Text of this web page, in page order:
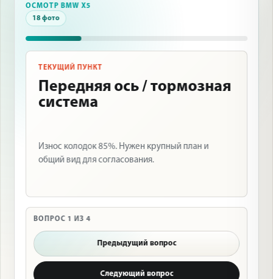
ОСМОТР BMW X5
18 фото
ТЕКУЩИЙ ПУНКТ
Передняя ось / тормозная
система
Износ колодок 85%. Нужен крупный план и
общий вид для согласования.
ВОПРОС 1 ИЗ4
Предыдущий вопрос
Следующий вопрос